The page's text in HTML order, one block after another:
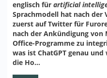
englisch für artificial
Sprachmodell hat nach der
zuerst auf Twitter für
nach der Ankündigung von
Office-Programme zu
was ist ChatGPT genau
die Ho…